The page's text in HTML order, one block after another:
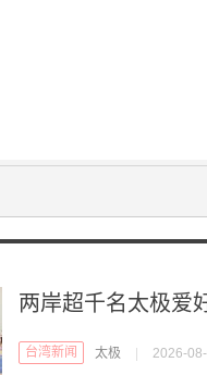
两岸超千名太极爱
台湾新闻 太极 2026-